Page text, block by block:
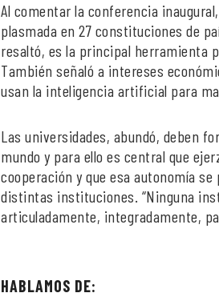
Al comentar la conferencia
plasmada en 27 constituciones de
resaltó, es la principal herramienta
También señaló a intereses
usan la inteligencia artificial para
Las universidades, abundó, deben
mundo y para ello es central que
cooperación y que esa autonomía
distintas instituciones. “Ninguna
articuladamente, integradamente,
HABLAMOS DE: